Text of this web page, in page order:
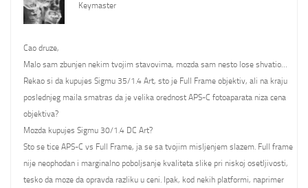
Keymaster
Cao druze,
Malo sam zbunjen nekim tvojim stavovima, mozda sam nesto lose shvatio…
Rekao si da kupujes Sigmu 35/1.4 Art, sto je Full Frame objektiv, ali na kraju
poslednjeg maila smatras da je velika orednost APS-C fotoaparata niza cena
objektiva?
Mozda kupujes Sigmu 30/1.4 DC Art?
Sto se tice APS-C vs Full Frame, ja se sa tvojim misljenjem slazem. Full frame
nije neophodan i marginalno poboljsanje kvaliteta slike pri niskoj osetljivosti,
tesko da moze da opravda razliku u ceni. Ipak, kod nekih platformi, naprimer